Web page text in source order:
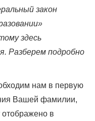
закон
здесь
Разберем подробно
нам в первую
Вашей фамилии,
отображено в